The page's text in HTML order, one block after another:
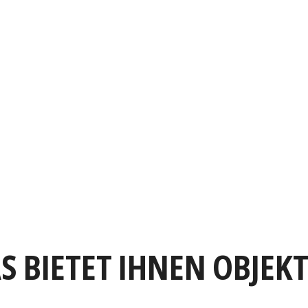
BIETET IHNEN